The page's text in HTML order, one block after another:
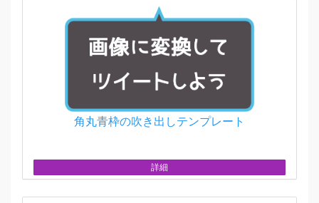
角丸青枠の吹き出しテンプレート
詳細